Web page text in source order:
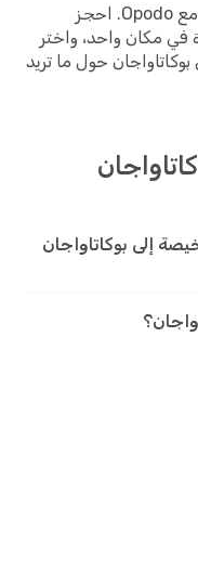
التخطيط لرحلة إلى بوكاتاواجان سهل مع Opodo. احجز
في مكان واحد، واختر
حول ما تريد
إلى بوكاتاواجان